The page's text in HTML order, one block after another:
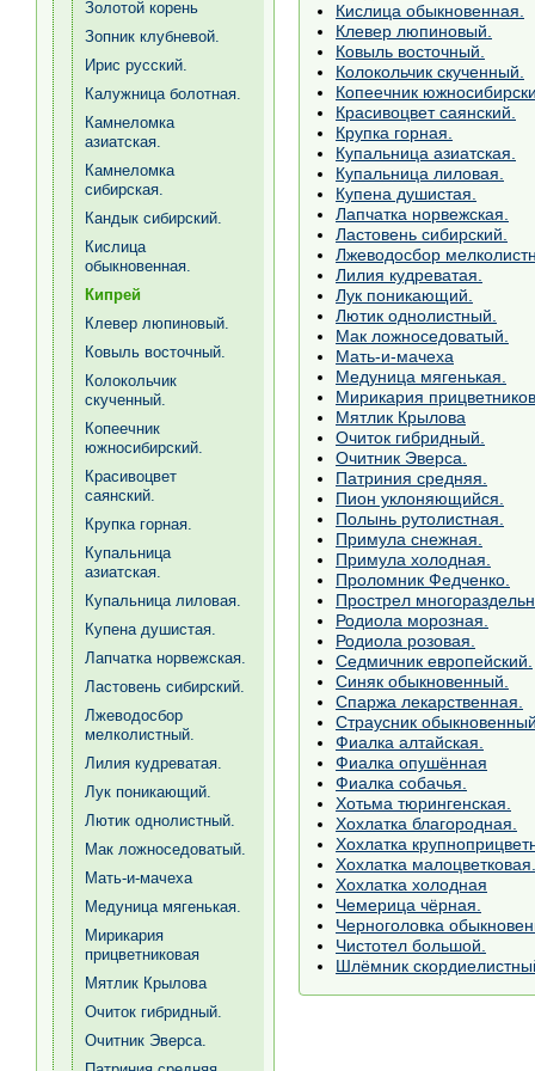
Кислица обыкновенная.
Клевер люпиновый.
Ковыль восточный.
Колокольчик скученный.
Копеечник
Красивоцвет саянский.
Крупка горная.
Купальница азиатская.
Купальница лиловая.
Купена душистая.
Лапчатка норвежская.
Ластовень сибирский.
Лжеводосбор
Лилия кудреватая.
Лук поникающий.
Лютик однолистный.
Мак ложноседоватый.
Мать-и-мачеха
Медуница мягенькая.
Мирикария
Мятлик Крылова
Очиток гибридный.
Очитник Эверса.
Патриния средняя.
Пион уклоняющийся.
Полынь рутолистная.
Примула снежная.
Примула холодная.
Проломник Федченко.
Прострел
Родиола морозная.
Родиола розовая.
Седмичник европейский.
Синяк обыкновенный.
Спаржа лекарственная.
Страусник обыкновенный.
Фиалка алтайская.
Фиалка опушённая
Фиалка собачья.
Хотьма тюрингенская.
Хохлатка благородная.
Хохлатка
Хохлатка малоцветковая.
Хохлатка холодная
Чемерица чёрная.
Черноголовка
Чистотел большой.
Шлёмник
Золотой корень
Зопник клубневой.
Ирис русский.
Калужница болотная.
Камнеломка
азиатская.
Камнеломка
сибирская.
Кандык сибирский.
Кислица
обыкновенная.
Кипрей
Клевер люпиновый.
Ковыль восточный.
Колокольчик
скученный.
Копеечник
южносибирский.
Красивоцвет
саянский.
Крупка горная.
Купальница
азиатская.
Купальница лиловая.
Купена душистая.
Лапчатка норвежская.
Ластовень сибирский.
Лжеводосбор
мелколистный.
Лилия кудреватая.
Лук поникающий.
Лютик однолистный.
Мак ложноседоватый.
Мать-и-мачеха
Медуница мягенькая.
Мирикария
прицветниковая
Мятлик Крылова
Очиток гибридный.
Очитник Эверса.